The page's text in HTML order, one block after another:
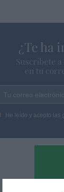
¿Te ha
Suscríbete
en tu
Tu correo
He leído y acepto las